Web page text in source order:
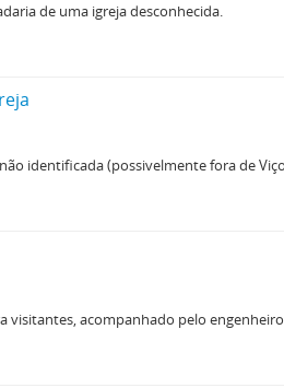
de uma igreja desconhecida.
identificada (possivelmente fora de
acompanhado pelo